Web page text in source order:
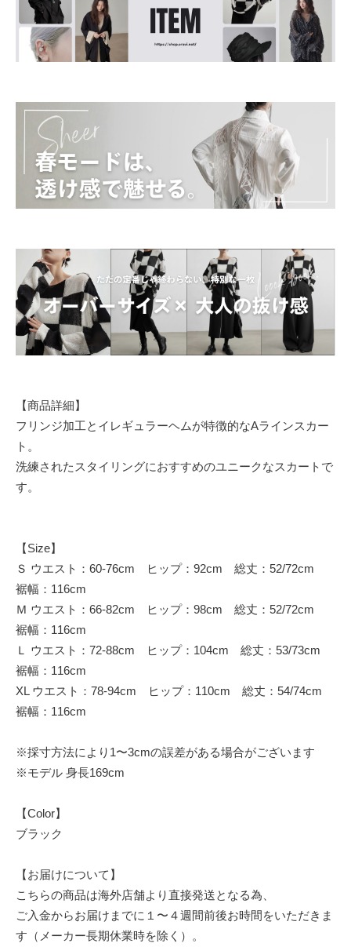
【商品詳細】
フリンジ加工とイレギュラーヘムが特徴的なAラインスカー
ト。
洗練されたスタイリングにおすすめのユニークなスカートで
す。
【Size】
Ｓ ウエスト：60-76cm ヒップ：92cm 総丈：52/72cm
裾幅：116cm
Ｍ ウエスト：66-82cm ヒップ：98cm 総丈：52/72cm
裾幅：116cm
Ｌ ウエスト：72-88cm ヒップ：104cm 総丈：53/73cm
裾幅：116cm
XL ウエスト：78-94cm ヒップ：110cm 総丈：54/74cm
裾幅：116cm
※採寸方法により1〜3cmの誤差がある場合がございます
※モデル 身長169cm
【Color】
ブラック
【お届けについて】
こちらの商品は海外店舗より直接発送となる為、
ご入金からお届けまでに１〜４週間前後お時間をいただきま
す（メーカー長期休業時を除く）。